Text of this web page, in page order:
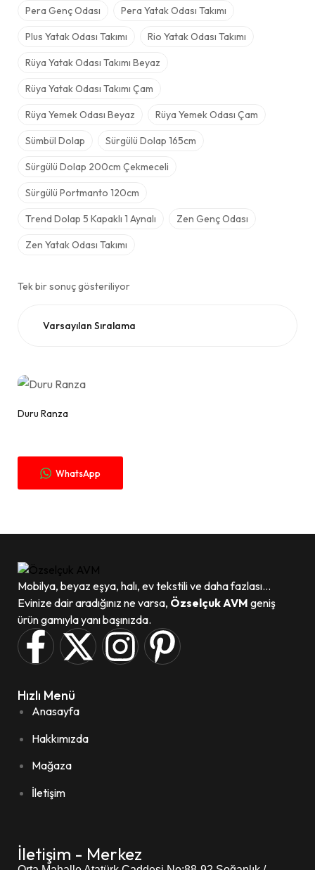
Pera Genç Odası Pera Yatak Odası Takımı
Plus Yatak Odası Takımı Rio Yatak Odası Takımı
Rüya Yatak Odası Takımı Beyaz
Rüya Yatak Odası Takımı Çam
Rüya Yemek Odası Beyaz Rüya Yemek Odası Çam
Sümbül Dolap Sürgülü Dolap 165cm
Sürgülü Dolap 200cm Çekmeceli
Sürgülü Portmanto 120cm
Trend Dolap 5 Kapaklı 1 Aynalı Zen Genç Odası
Zen Yatak Odası Takımı
Tek bir sonuç gösteriliyor
Duru Ranza
WhatsApp
Mobilya, beyaz eşya, halı, ev tekstili ve daha fazlası...
Evinize dair aradığınız ne varsa, Özselçuk AVM geniş
ürün gamıyla yanı başınızda.
Hızlı Menü
Anasayfa
Hakkımızda
Mağaza
İletişim
İletişim - Merkez